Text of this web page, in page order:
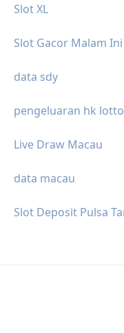
Slot XL
Slot Gacor Malam Ini
data sdy
pengeluaran hk lotto
Live Draw Macau
data macau
Slot Deposit Pulsa